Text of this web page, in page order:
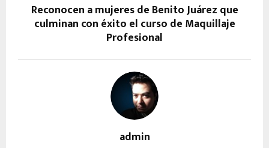
Reconocen a mujeres de Benito Juárez que
culminan con éxito el curso de Maquillaje
Profesional
admin